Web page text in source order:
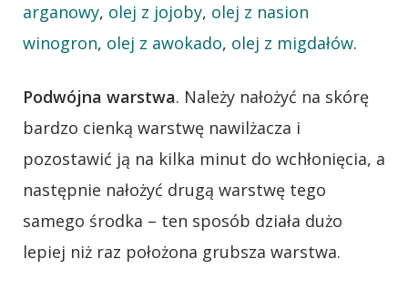
arganowy, olej z jojoby, olej z nasion
winogron, olej z awokado, olej z migdałów.
Podwójna warstwa. Należy nałożyć na skórę
bardzo cienką warstwę nawilżacza i
pozostawić ją na kilka minut do wchłonięcia, a
następnie nałożyć drugą warstwę tego
samego środka – ten sposób działa dużo
lepiej niż raz położona grubsza warstwa.